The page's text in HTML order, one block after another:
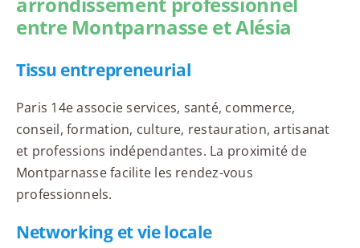
entre Montparnasse et Alésia
Tissu entrepreneurial
Paris 14e associe services, santé, commerce,
conseil, formation, culture, restauration, artisanat
et professions indépendantes. La proximité de
Montparnasse facilite les rendez-vous
professionnels.
Networking et vie locale